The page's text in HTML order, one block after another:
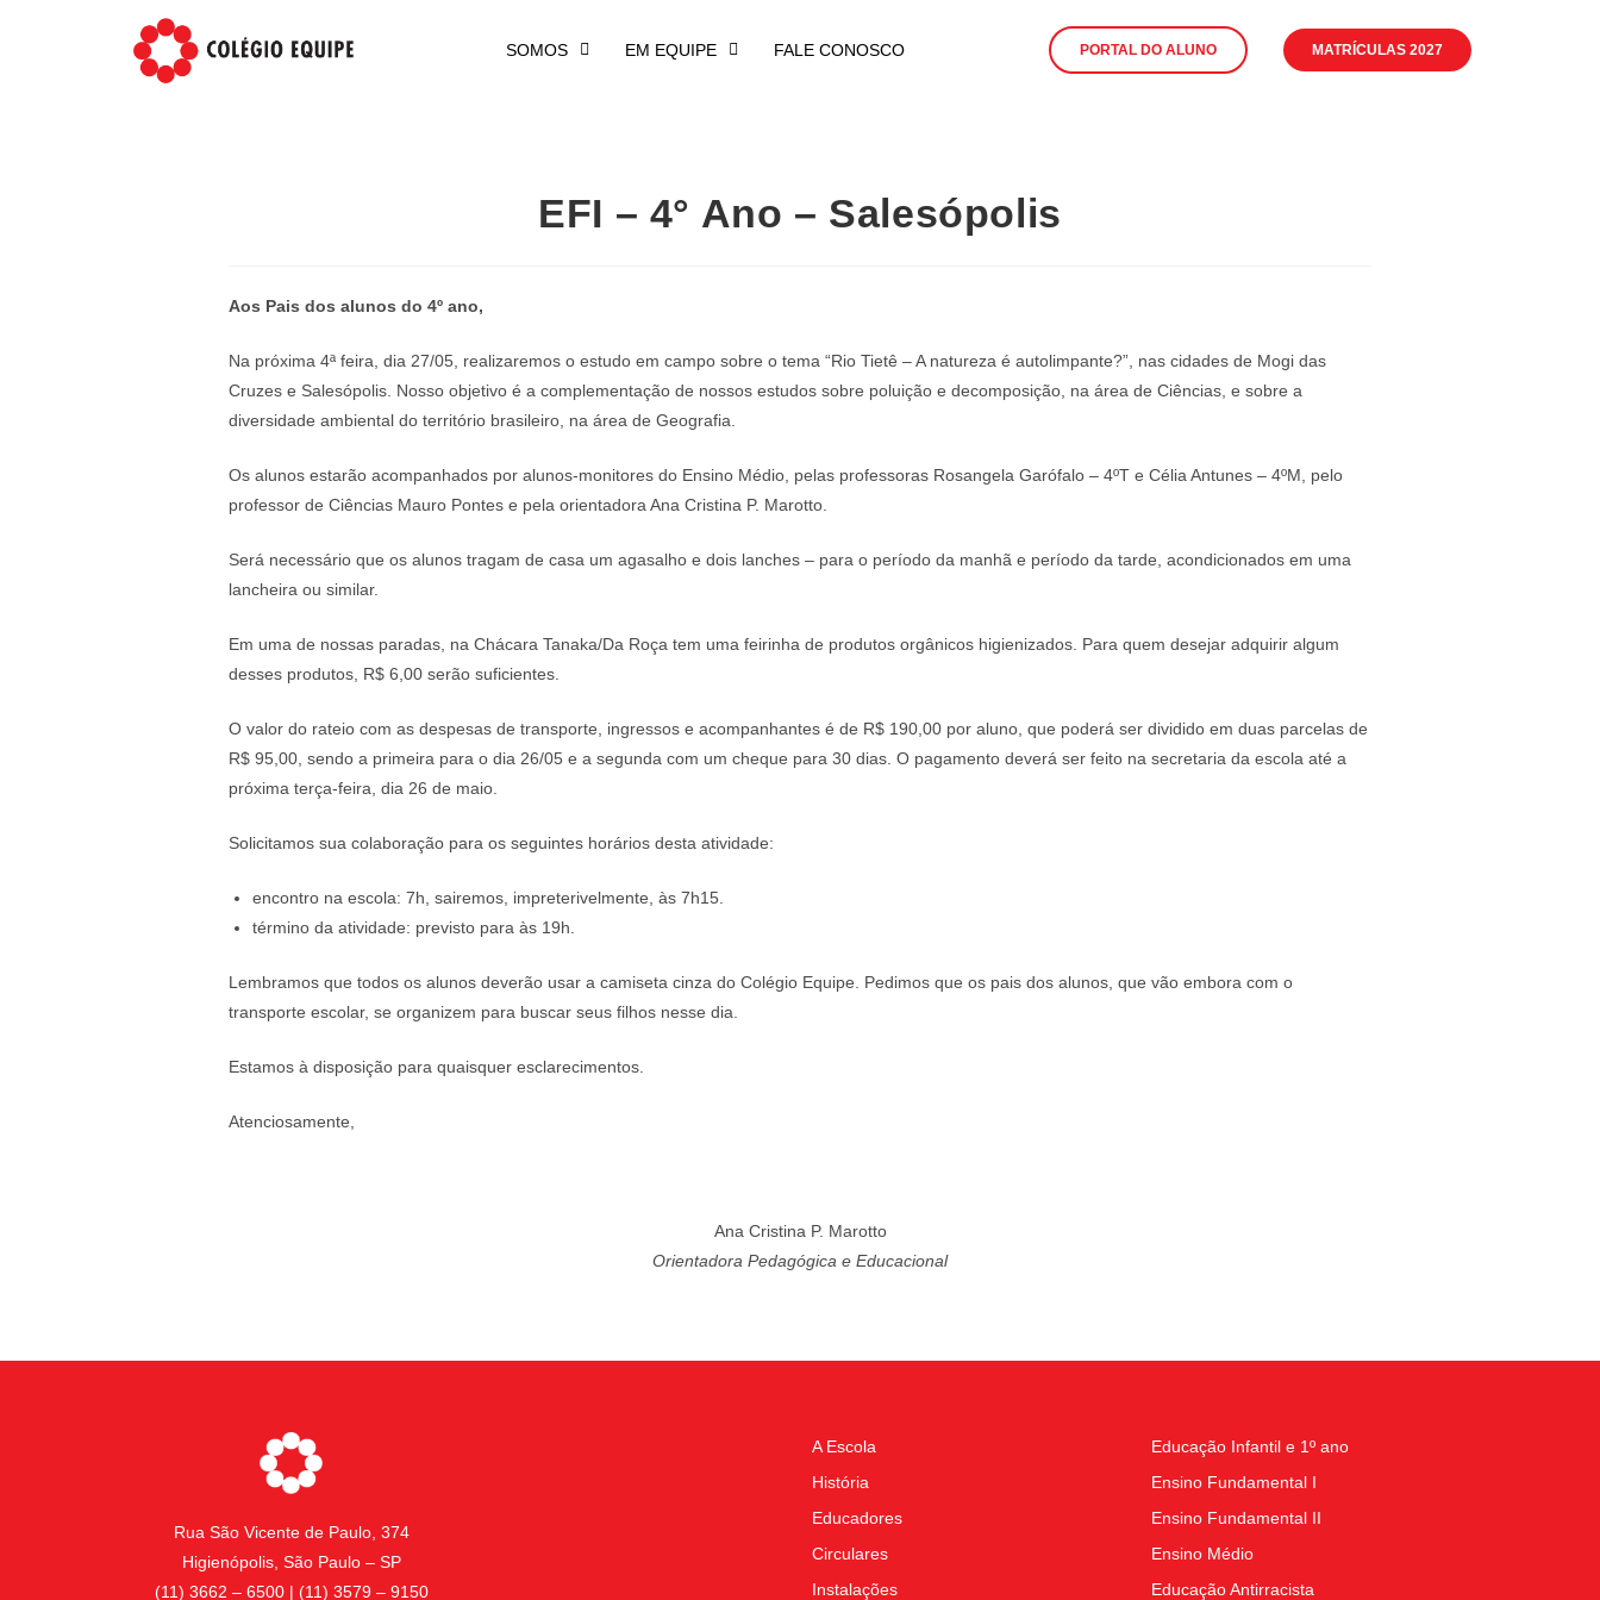
SOMOS EM EQUIPE FALE CONOSCO PORTAL DO ALUNO MATRÍCULAS 2027
EFI – 4° Ano – Salesópolis
Aos Pais dos alunos do 4º ano,
Na próxima 4ª feira, dia 27/05, realizaremos o estudo em campo sobre o tema “Rio Tietê – A natureza é autolimpante?”, nas cidades de Mogi das
Cruzes e Salesópolis. Nosso objetivo é a complementação de nossos estudos sobre poluição e decomposição, na área de Ciências, e sobre a
diversidade ambiental do território brasileiro, na área de Geografia.
Os alunos estarão acompanhados por alunos-monitores do Ensino Médio, pelas professoras Rosangela Garófalo – 4ºT e Célia Antunes – 4ºM, pelo
professor de Ciências Mauro Pontes e pela orientadora Ana Cristina P. Marotto.
Será necessário que os alunos tragam de casa um agasalho e dois lanches – para o período da manhã e período da tarde, acondicionados em uma
lancheira ou similar.
Em uma de nossas paradas, na Chácara Tanaka/Da Roça tem uma feirinha de produtos orgânicos higienizados. Para quem desejar adquirir algum
desses produtos, R$ 6,00 serão suficientes.
O valor do rateio com as despesas de transporte, ingressos e acompanhantes é de R$ 190,00 por aluno, que poderá ser dividido em duas parcelas de
R$ 95,00, sendo a primeira para o dia 26/05 e a segunda com um cheque para 30 dias. O pagamento deverá ser feito na secretaria da escola até a
próxima terça-feira, dia 26 de maio.
Solicitamos sua colaboração para os seguintes horários desta atividade:
encontro na escola: 7h, sairemos, impreterivelmente, às 7h15.
término da atividade: previsto para às 19h.
Lembramos que todos os alunos deverão usar a camiseta cinza do Colégio Equipe. Pedimos que os pais dos alunos, que vão embora com o
transporte escolar, se organizem para buscar seus filhos nesse dia.
Estamos à disposição para quaisquer esclarecimentos.
Atenciosamente,
Ana Cristina P. Marotto
Orientadora Pedagógica e Educacional
Rua São Vicente de Paulo, 374
Higienópolis, São Paulo – SP
(11) 3662 – 6500 | (11) 3579 – 9150
A Escola
História
Educadores
Circulares
Instalações
Educação Infantil e 1º ano
Ensino Fundamental I
Ensino Fundamental II
Ensino Médio
Educação Antirracista